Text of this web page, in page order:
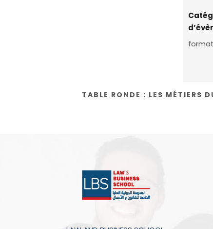
TABLE RONDE : LES MÉTIERS